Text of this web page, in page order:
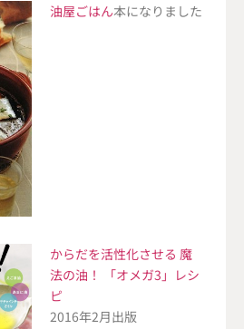
油屋ごはん本になりました
からだを活性化させる 魔
法の油！ 「オメガ3」レシ
ピ
2016年2月出版